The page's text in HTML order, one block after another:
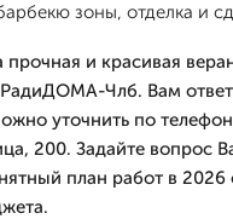
зоны, отделка и
прочная и красивая
Члб. Вам
уточнить по
200. Задайте вопрос
план работ в 2026